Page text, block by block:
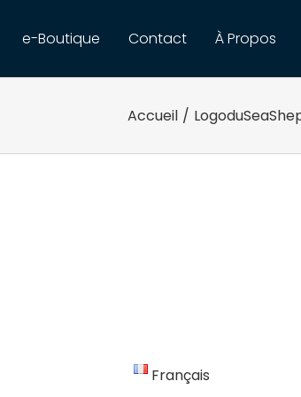
e-Boutique Contact À Propos
Accueil /
Français